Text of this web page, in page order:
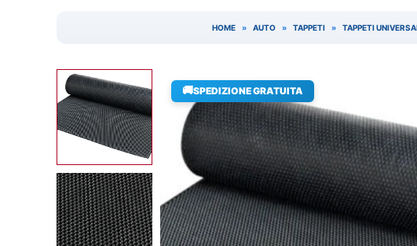
HOME » AUTO » TAPPETI » TAPPETI
🚚SPEDIZIONE GRATUITA